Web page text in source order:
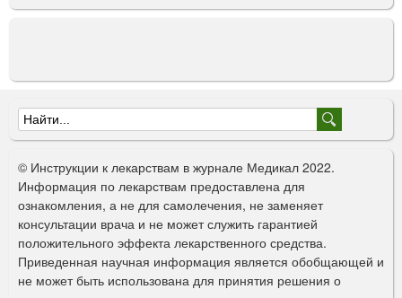
Ф
о
р
м
а
п
© Инструкции к лекарствам в журнале Медикал 2022.
Информация по лекарствам предоставлена для
ознакомления, а не для самолечения, не заменяет
консультации врача и не может служить гарантией
положительного эффекта лекарственного средства.
Приведенная научная информация является обобщающей и
не может быть использована для принятия решения о